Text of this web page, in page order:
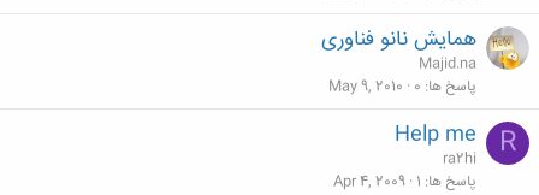
همایش نانو فناوری
Majid.na
پاسخ ها 0
May 9, 2010
R
Help me
ra2hi
پاسخ ها 1
Apr 4, 2009